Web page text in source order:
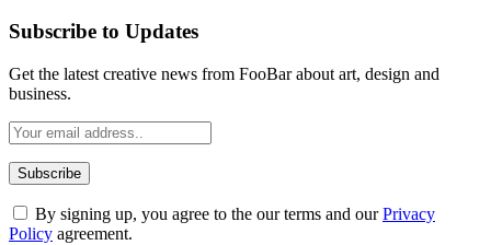
Subscribe to Updates
Get the latest creative news from FooBar about art, design and
business.
By signing up, you agree to the our terms and ourPrivacy
Policy agreement.